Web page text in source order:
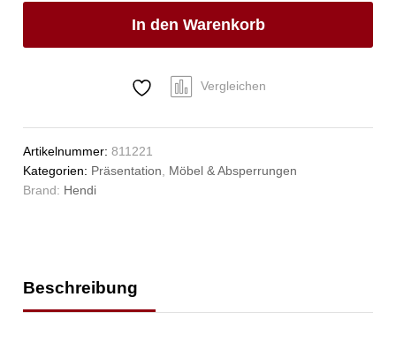
HENDI,
1800x850x(H)990mm
Anzahl
In den Warenkorb
Vergleichen
Artikelnummer:811221
Kategorien: Präsentation, Möbel & Absperrungen
Brand: Hendi
Beschreibung